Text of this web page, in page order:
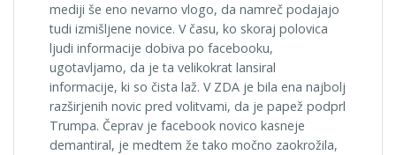
mediji še eno nevarno vlogo, da namreč podajajo
tudi izmišljene novice. V času, ko skoraj polovica
ljudi informacije dobiva po facebooku,
ugotavljamo, da je ta velikokrat lansiral
informacije, ki so čista laž. V ZDA je bila ena najbolj
razširjenih novic pred volitvami, da je papež podprl
Trumpa. Čeprav je facebook novico kasneje
demantiral, je medtem že tako močno zaokrožila,